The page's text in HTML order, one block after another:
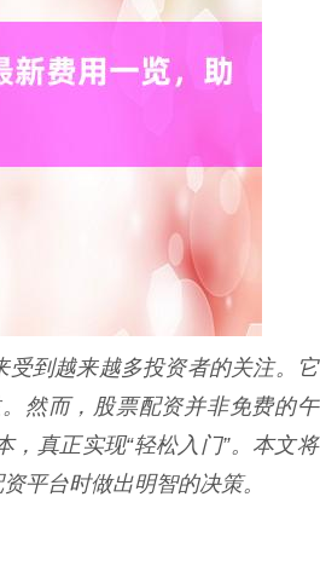
到越来越多投资者的关注。它
然而，股票配资并非免费的午
真正实现“轻松入门”。本文将
平台时做出明智的决策。